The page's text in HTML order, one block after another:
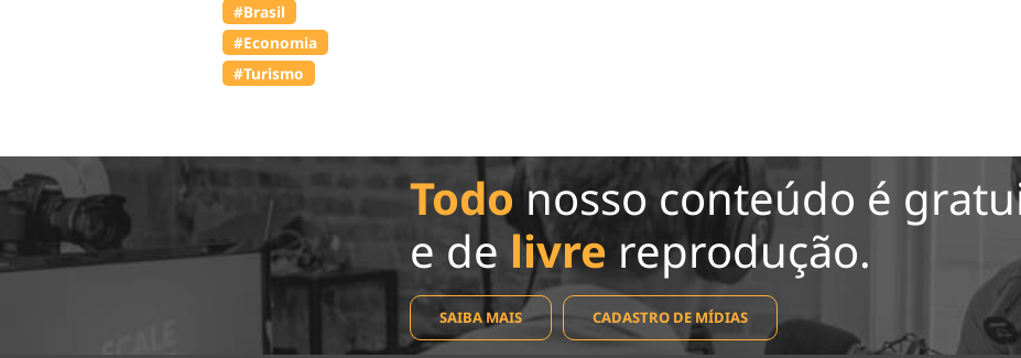
#Brasil
#Economia
#Turismo
Todonosso conteúdo é
e de livre reprodução.
SAIBA MAIS CADASTRO DE MÍDIAS